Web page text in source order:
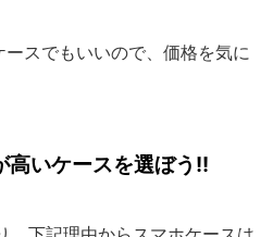
スでもいいので、価格を気に
高いケースを選ぼう!!